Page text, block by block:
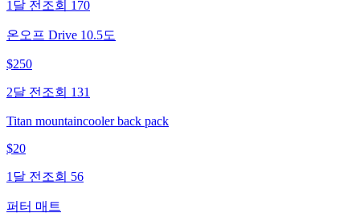
1달 전 조회 170
온오프 Drive 10.5도
$250
2달 전 조회 131
Titan mountaincooler back pack
$20
1달 전 조회 56
퍼터 매트